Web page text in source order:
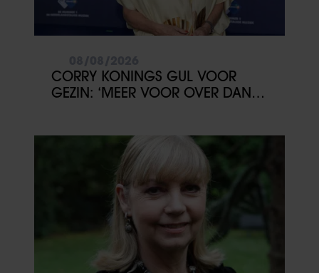
CORRY KONINGS GUL VOOR
GEZIN: ‘MEER VOOR OVER DAN